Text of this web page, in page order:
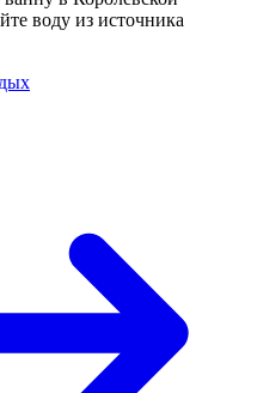
воду из источника